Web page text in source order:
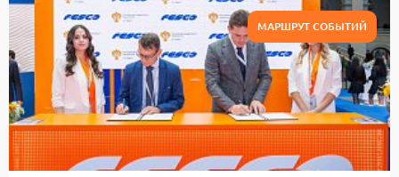
МАРШРУТ СОБЫТИЙ